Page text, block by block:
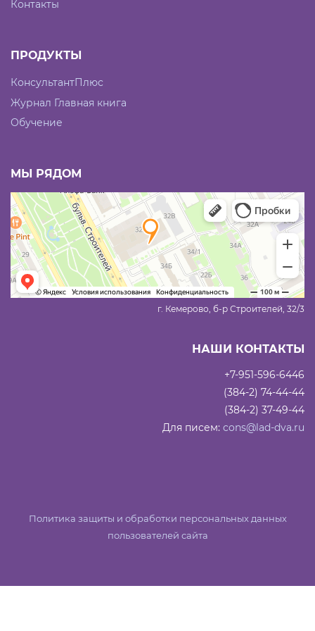
Контакты
ПРОДУКТЫ
КонсультантПлюс
Журнал Главная книга
Обучение
МЫ РЯДОМ
г. Кемерово, б-р Строителей, 32/3
НАШИ КОНТАКТЫ
+7-951-596-6446
(384-2) 74-44-44
(384-2) 37-49-44
Для писем: cons@lad-dva.ru
Политика защиты и обработки персональных данных
пользователей сайта